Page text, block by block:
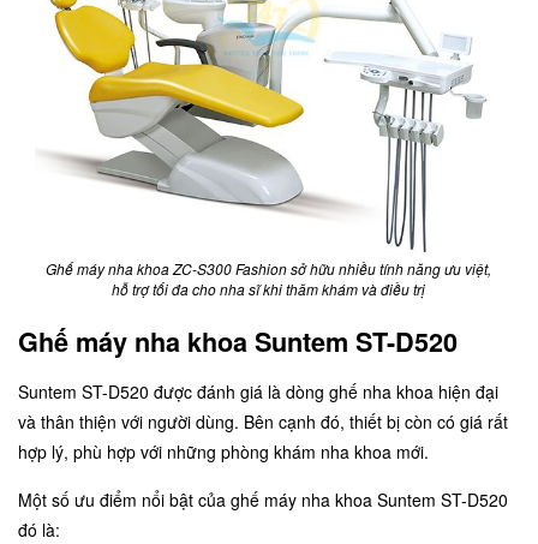
Ghế máy nha khoa ZC-S300 Fashion sở hữu nhiều tính năng ưu việt,
hỗ trợ tối đa cho nha sĩ khi thăm khám và điều trị
Ghế máy nha khoa Suntem ST-D520
Suntem ST-D520 được đánh giá là dòng ghế nha khoa hiện đại
và thân thiện với người dùng. Bên cạnh đó, thiết bị còn có giá rất
hợp lý, phù hợp với những phòng khám nha khoa mới.
Một số ưu điểm nổi bật của ghế máy nha khoa Suntem ST-D520
đó là: